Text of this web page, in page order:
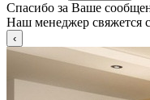
Спасибо за Ваше
Наш менеджер свяжется